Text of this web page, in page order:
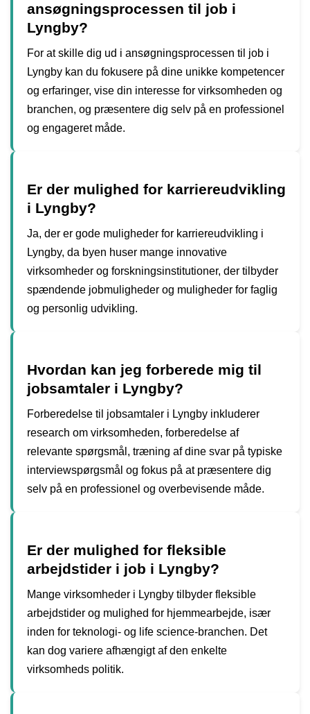
ansøgningsprocessen til job i
Lyngby?
For at skille dig ud i ansøgningsprocessen til job i
Lyngby kan du fokusere på dine unikke kompetencer
og erfaringer, vise din interesse for virksomheden og
branchen, og præsentere dig selv på en professionel
og engageret måde.
Er der mulighed for karriereudvikling
i Lyngby?
Ja, der er gode muligheder for karriereudvikling i
Lyngby, da byen huser mange innovative
virksomheder og forskningsinstitutioner, der tilbyder
spændende jobmuligheder og muligheder for faglig
og personlig udvikling.
Hvordan kan jeg forberede mig til
jobsamtaler i Lyngby?
Forberedelse til jobsamtaler i Lyngby inkluderer
research om virksomheden, forberedelse af
relevante spørgsmål, træning af dine svar på typiske
interviewspørgsmål og fokus på at præsentere dig
selv på en professionel og overbevisende måde.
Er der mulighed for fleksible
arbejdstider i job i Lyngby?
Mange virksomheder i Lyngby tilbyder fleksible
arbejdstider og mulighed for hjemmearbejde, især
inden for teknologi- og life science-branchen. Det
kan dog variere afhængigt af den enkelte
virksomheds politik.